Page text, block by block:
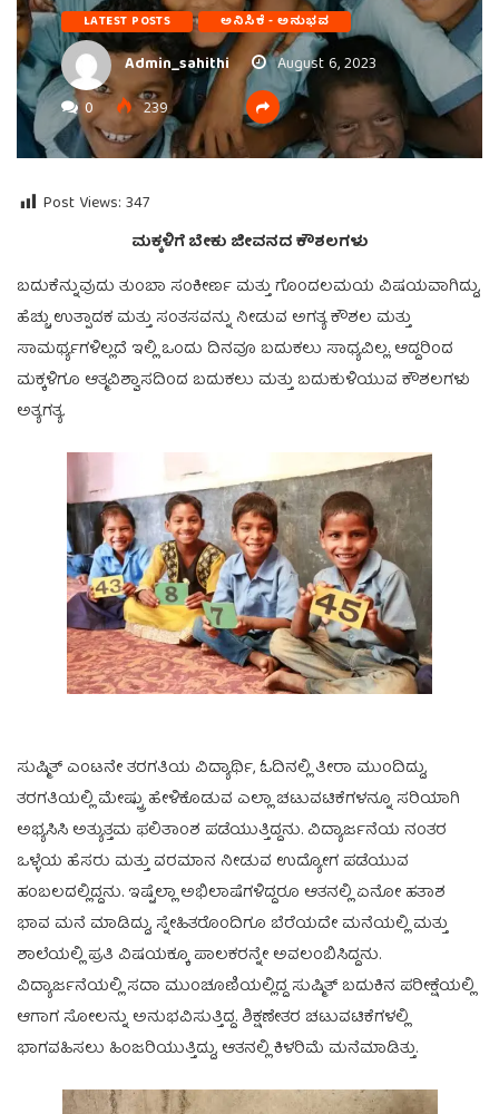
LATEST POSTS ಅನಿಸಿಕೆ - ಅನುಭವ
Admin_sahithi
August 6, 2023
0
239
Post Views: 347
ಮಕ್ಕಳಿಗೆ ಬೇಕು ಜೀವನದ ಕೌಶಲಗಳು
ಬದುಕೆನ್ನುವುದು ತುಂಬಾ ಸಂಕೀರ್ಣ ಮತ್ತು ಗೊಂದಲಮಯ ವಿಷಯವಾಗಿದ್ದು,
ಹೆಚ್ಚು ಉತ್ಪಾದಕ ಮತ್ತು ಸಂತಸವನ್ನು ನೀಡುವ ಅಗತ್ಯ ಕೌಶಲ ಮತ್ತು
ಸಾಮರ್ಥ್ಯಗಳಿಲ್ಲದೆ ಇಲ್ಲಿ ಒಂದು ದಿನವೂ ಬದುಕಲು ಸಾಧ್ಯವಿಲ್ಲ. ಆದ್ದರಿಂದ
ಮಕ್ಕಳಿಗೂ ಆತ್ಮವಿಶ್ವಾಸದಿಂದ ಬದುಕಲು ಮತ್ತು ಬದುಕುಳಿಯುವ ಕೌಶಲಗಳು
ಅತ್ಯಗತ್ಯ.
ಸುಷ್ಮಿತ್ ಎಂಟನೇ ತರಗತಿಯ ವಿದ್ಯಾರ್ಥಿ, ಓದಿನಲ್ಲಿ ತೀರಾ ಮುಂದಿದ್ದು,
ತರಗತಿಯಲ್ಲಿ ಮೇಷ್ಟ್ರು ಹೇಳಿಕೊಡುವ ಎಲ್ಲಾ ಚಟುವಟಿಕೆಗಳನ್ನೂ ಸರಿಯಾಗಿ
ಅಭ್ಯಸಿಸಿ ಅತ್ಯುತ್ತಮ ಫಲಿತಾಂಶ ಪಡೆಯುತ್ತಿದ್ದನು. ವಿದ್ಯಾರ್ಜನೆಯ ನಂತರ
ಒಳ್ಳೆಯ ಹೆಸರು ಮತ್ತು ವರಮಾನ ನೀಡುವ ಉದ್ಯೋಗ ಪಡೆಯುವ
ಹಂಬಲದಲ್ಲಿದ್ದನು. ಇಷ್ಟೆಲ್ಲಾ ಅಭಿಲಾಷೆಗಳಿದ್ದರೂ ಆತನಲ್ಲಿ ಏನೋ ಹತಾಶ
ಭಾವ ಮನೆ ಮಾಡಿದ್ದು, ಸ್ನೇಹಿತರೊಂದಿಗೂ ಬೆರೆಯದೇ ಮನೆಯಲ್ಲಿ ಮತ್ತು
ಶಾಲೆಯಲ್ಲಿ ಪ್ರತಿ ವಿಷಯಕ್ಕೂ ಪಾಲಕರನ್ನೇ ಅವಲಂಬಿಸಿದ್ದನು.
ವಿದ್ಯಾರ್ಜನೆಯಲ್ಲಿ ಸದಾ ಮುಂಚೂಣಿಯಲ್ಲಿದ್ದ ಸುಷ್ಮಿತ್ ಬದುಕಿನ ಪರೀಕ್ಷೆಯಲ್ಲಿ
ಆಗಾಗ ಸೋಲನ್ನು ಅನುಭವಿಸುತ್ತಿದ್ದ. ಶಿಕ್ಷಣೇತರ ಚಟುವಟಿಕೆಗಳಲ್ಲಿ
ಭಾಗವಹಿಸಲು ಹಿಂಜರಿಯುತ್ತಿದ್ದು, ಆತನಲ್ಲಿ ಕಿಳರಿಮೆ ಮನೆಮಾಡಿತ್ತು.